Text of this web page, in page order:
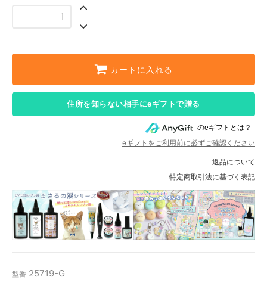
カートに入れる
住所を知らない相手にeギフトで贈る
のeギフトとは？
eギフトをご利用前に必ずご確認ください
返品について
特定商取引法に基づく表記
型番 25719-G